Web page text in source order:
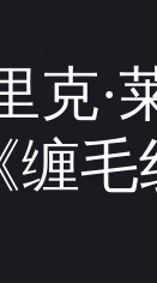
克·
毛